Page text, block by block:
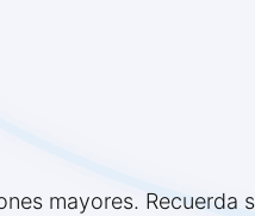
mayores. Recuerda